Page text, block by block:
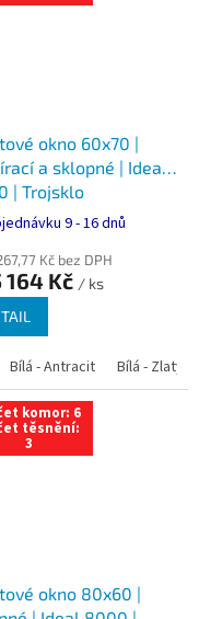
Bílá - Tmavý dub Bílá -
okno 60x70 |
a sklopné | Ideal
| Trojsklo
9 - 16 dnů
Kč bez DPH
164 Kč / ks
Bílá - Antracit Bílá - Zlatý
komor: 6
těsnění:
3
okno 80x60 |